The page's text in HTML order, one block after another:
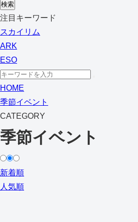
検索
注目キーワード
スカイリム
ARK
ESO
HOME
季節イベント
CATEGORY
季節イベント
新着順
人気順